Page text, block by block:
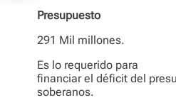
Presupuesto
291 Mil millones.
Es lo requerido para
financiar el déficit del
soberanos.